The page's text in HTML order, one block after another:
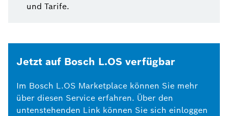
und Tarife.
Jetzt auf Bosch L.OS verfügbar
Im Bosch L.OS Marketplace können Sie mehr
über diesen Service erfahren. Über den
untenstehenden Link können Sie sich einloggen